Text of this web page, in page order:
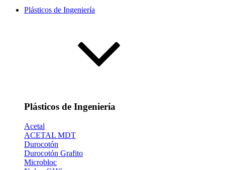
Plásticos de Ingeniería
Plásticos de Ingeniería
Acetal
ACETAL MDT
Durocotón
Durocotón Grafito
Microbloc